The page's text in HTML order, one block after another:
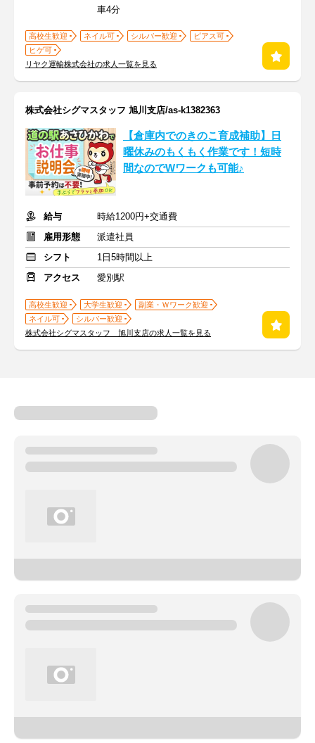
車4分
高校生歓迎 ネイル可 シルバー歓迎
ピアス可
ヒゲ可
リヤク運輸株式会社の求人一覧を見る
株式会社シグマスタッフ 旭川支店/as-k1382363
【倉庫内でのきのこ育成補助】日
曜休みのもくもく作業です！短時
間なのでWワークも可能♪
給与
時給1200円+交通費
雇用形態
派遣社員
シフト
1日5時間以上
アクセス
愛別駅
高校生歓迎 大学生歓迎
副業・Ｗワーク歓迎
ネイル可
シルバー歓迎
株式会社シグマスタッフ 旭川支店の求人一覧を見る